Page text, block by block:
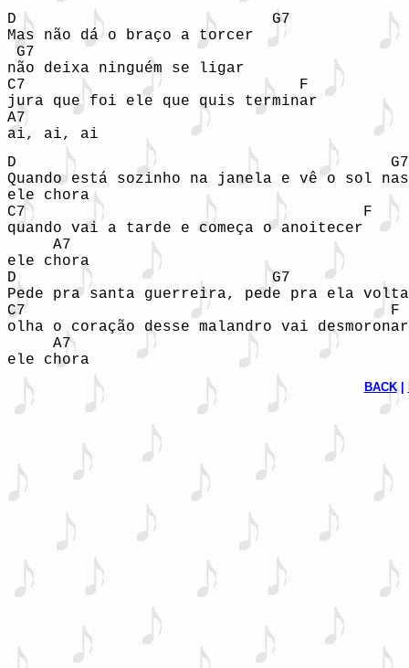
D                            G7
Mas não dá o braço a torcer
G7
não deixa ninguém se ligar
C7                              F
jura que foi ele que quis terminar
A7
ai, ai, ai
D                                         G7
Quando está sozinho na janela e vê o sol
ele chora
C7                                     F
quando vai a tarde e começa o anoitecer
     A7
ele chora
D                            G7
Pede pra santa guerreira, pede pra ela
C7
olha o coração desse malandro vai
     A7
BACK |